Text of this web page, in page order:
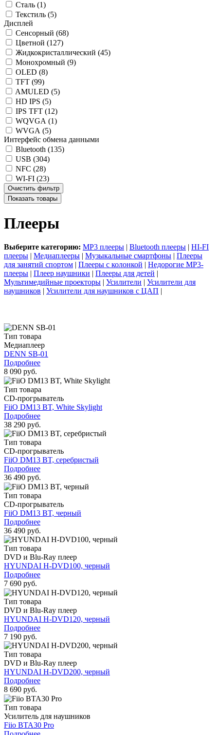
Сталь (1)
Текстиль (5)
Дисплей
Сенсорный (68)
Цветной (127)
Жидкокристаллический (45)
Монохромный (9)
OLED (8)
TFT (99)
AMULED (5)
HD IPS (5)
IPS TFT (12)
WQVGA (1)
WVGA (5)
Интерфейс обмена данными
Bluetooth (135)
USB (304)
NFC (28)
WI-FI (23)
Плееры
Выберите категорию: MP3 плееры | Bluetooth плееры | HI-FI
плееры | Медиаплееры | Музыкальные смартфоны | Плееры
для занятий спортом | Плееры с колонкой | Недорогие MP3-
плееры | Плеер наушники | Плееры для детей |
Мультимедийные проекторы | Усилители | Усилители для
наушников | Усилители для наушников с ЦАП |
Тип товара
Медиаплеер
DENN SB-01
Подробнее
8 090 руб.
Тип товара
CD-прогрыватель
FiiO DM13 BT, White Skylight
Подробнее
38 290 руб.
Тип товара
CD-прогрыватель
FiiO DM13 BT, серебристый
Подробнее
36 490 руб.
Тип товара
CD-прогрыватель
FiiO DM13 BT, черный
Подробнее
36 490 руб.
Тип товара
DVD и Blu-Ray плеер
HYUNDAI H-DVD100, черный
Подробнее
7 690 руб.
Тип товара
DVD и Blu-Ray плеер
HYUNDAI H-DVD120, черный
Подробнее
7 190 руб.
Тип товара
DVD и Blu-Ray плеер
HYUNDAI H-DVD200, черный
Подробнее
8 690 руб.
Тип товара
Усилитель для наушников
Fiio BTA30 Pro